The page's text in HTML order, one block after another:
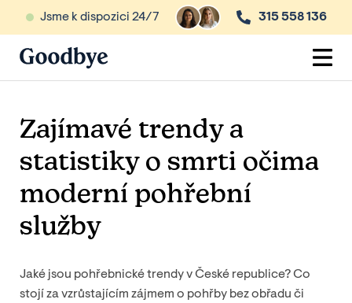
Jsme k dispozici 24/7 315 558 136
Zajímavé trendy a
statistiky o smrti očima
moderní pohřební
služby
Jaké jsou pohřebnické trendy v České republice? Co
stojí za vzrůstajícím zájmem o pohřby bez obřadu či